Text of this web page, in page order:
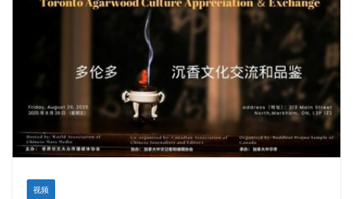
视频